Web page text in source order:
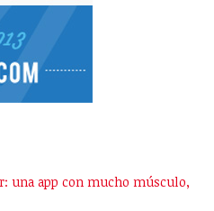
una app con mucho músculo,